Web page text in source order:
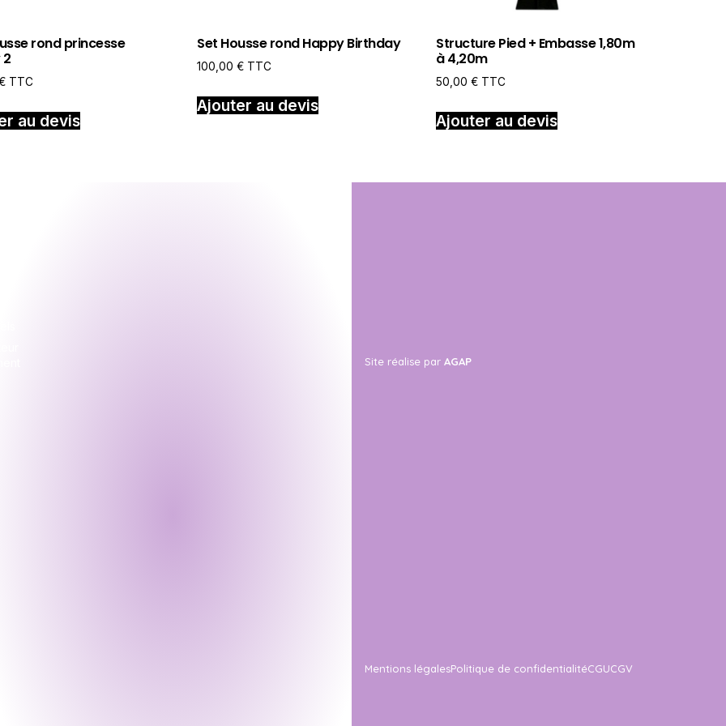
rond princesse
2
TTC
au devis
Set Housse rond Happy Birthday
100,00€ TTC
Ajouter au devis
Structure Pied + Embasse 1,80m
à 4,20m
50,00€ TTC
Ajouter au devis
Site réalise par AGAP
Mentions légalesPolitique de confidentialitéCGUCGV